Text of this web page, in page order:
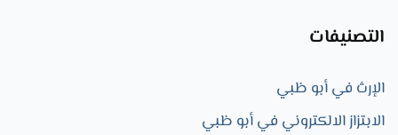
التصنيفات
الإرث في أبو ظبي
الابتزاز الالكتروني في أبو ظبي